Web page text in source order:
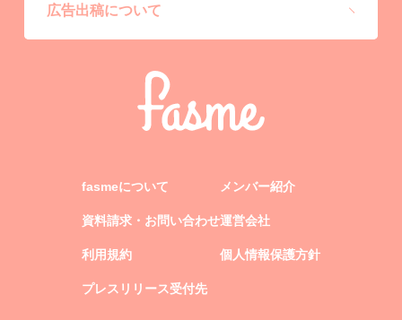
広告出稿について
fasmeについて
資料請求・お問い合わせ
利用規約
プレスリリース受付先
メンバー紹介
運営会社
個人情報保護方針